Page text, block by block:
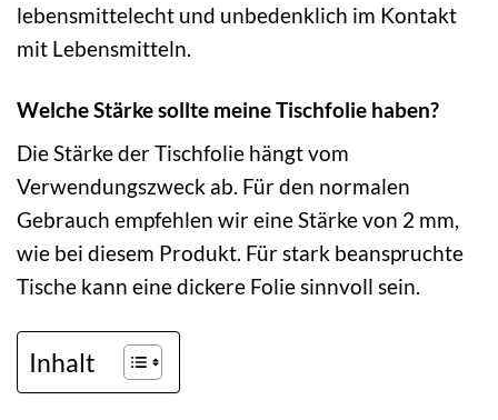
lebensmittelecht und unbedenklich im Kontakt
mit Lebensmitteln.
Welche Stärke sollte meine Tischfolie haben?
Die Stärke der Tischfolie hängt vom
Verwendungszweck ab. Für den normalen
Gebrauch empfehlen wir eine Stärke von 2 mm,
wie bei diesem Produkt. Für stark beanspruchte
Tische kann eine dickere Folie sinnvoll sein.
Inhalt